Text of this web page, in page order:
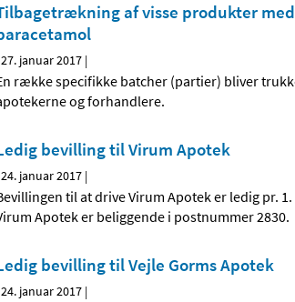
af visse produkter med
27. januar 2017 |
række specifikke batcher (partier) bliver
og forhandlere.
bevilling til Virum Apotek
24. januar 2017 |
til at drive Virum Apotek er ledig pr.
Apotek er beliggende i postnummer 2830.
bevilling til Vejle Gorms Apotek
24. januar 2017 |